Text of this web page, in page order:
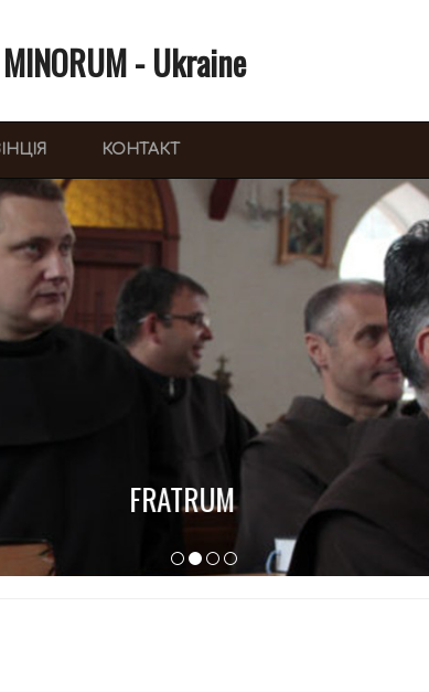
- Ukraine
КОНТАКТ
FRATRUM